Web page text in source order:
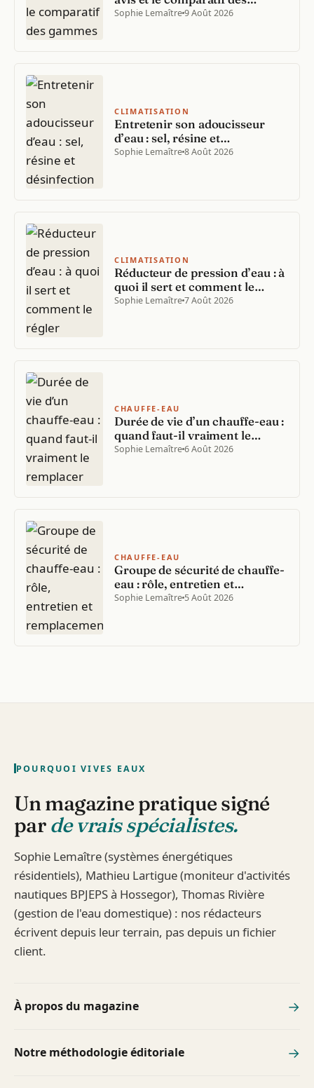
gammes
Sophie Lemaître9 Août 2026
CLIMATISATION
Entretenir son adoucisseur
d’eau : sel, résine et
désinfection
Sophie Lemaître8 Août 2026
CLIMATISATION
Réducteur de pression d’eau : à
quoi il sert et comment le
régler
Sophie Lemaître7 Août 2026
CHAUFFE-EAU
Durée de vie d’un chauffe-eau :
quand faut-il vraiment le
remplacer
Sophie Lemaître6 Août 2026
CHAUFFE-EAU
Groupe de sécurité de chauffe-
eau : rôle, entretien et
remplacement
Sophie Lemaître 5 Août 2026
POURQUOI VIVES EAUX
Un magazine pratique signé
par de vrais spécialistes.
Sophie Lemaître (systèmes énergétiques
résidentiels), Mathieu Lartigue (moniteur d'activités
nautiques BPJEPS à Hossegor), Thomas Rivière
(gestion de l'eau domestique) : nos rédacteurs
écrivent depuis leur terrain, pas depuis un fichier
client.
À propos du magazine →
Notre méthodologie éditoriale →